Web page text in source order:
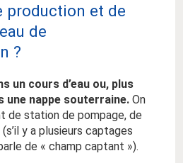
production et de
de
?
un cours d’eau ou, plus
une nappe souterraine. On
de station de pompage, de
y a plusieurs captages
de « champ captant »).